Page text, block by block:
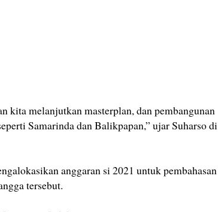
kita melanjutkan masterplan, dan pembangunan
Samarinda dan Balikpapan,” ujar Suharso di
anggaran si 2021 untuk pembahasan
tersebut.